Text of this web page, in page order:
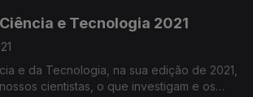
e Tecnologia 2021
e da Tecnologia, na sua edição de 2021,
cientistas, o que investigam e os